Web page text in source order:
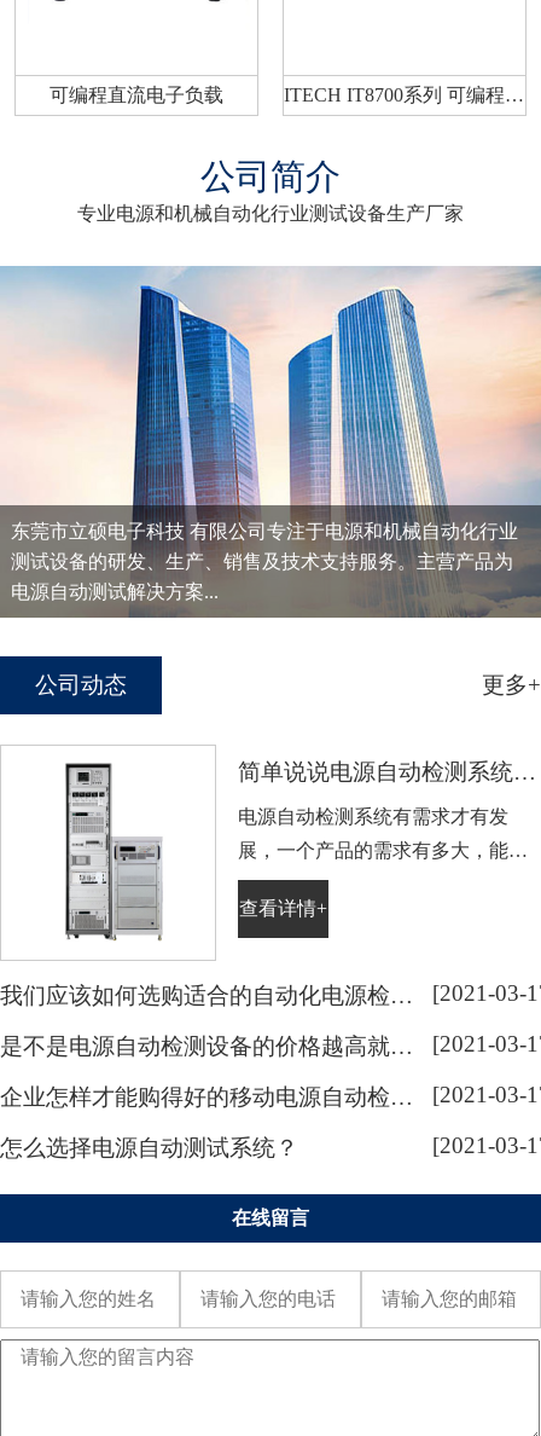
可编程直流电子负载 ITECH IT8700系列 可编程电子负载
公司简介
专业电源和机械自动化行业测试设备生产厂家
东莞市立硕电子科技 有限公司专注于电源和机械自动化行业
测试设备的研发、生产、销售及技术支持服务。主营产品为
电源自动测试解决方案...
公司动态 更多+
简单说说电源自动检测系统的广泛市场
电源自动检测系统有需求才有发
展，一个产品的需求有多大，能决
定着企业发展有多大，或者说发展
是企业的根本。电源自动检测系统
各类电源产品检测的设备，是目前
电源自动检测系统的需求不断增
长，让越来越多的企业加大了对电
查看详情+
我们应该如何选购适合的自动化电源检测系统呢？ [2021-03-
是不是电源自动检测设备的价格越高就越好呢？ [2021-03-
企业怎样才能购得好的移动电源自动检测仪器呢？ [2021-03-
怎么选择电源自动测试系统？ [2021-03-
在线留言